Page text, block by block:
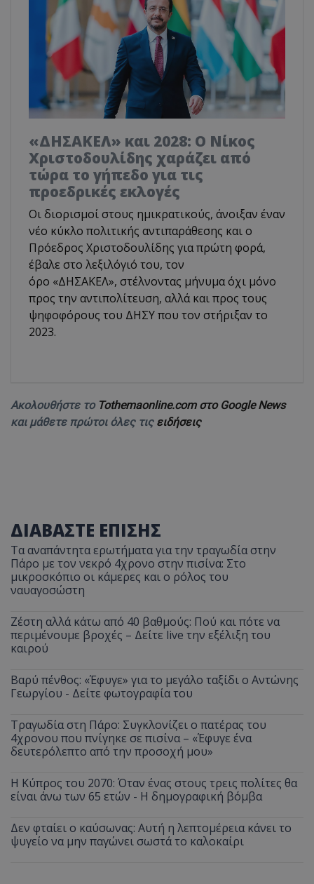
«ΔΗΣΑΚΕΛ» και 2028: Ο Νίκος
Χριστοδουλίδης χαράζει από
τώρα το γήπεδο για τις
προεδρικές εκλογές
Οι διορισμοί στους ημικρατικούς, άνοιξαν έναν
νέο κύκλο πολιτικής αντιπαράθεσης και ο
Πρόεδρος Χριστοδουλίδης για πρώτη φορά,
έβαλε στο λεξιλόγιό του, τον
όρο «ΔΗΣΑΚΕΛ», στέλνοντας μήνυμα όχι μόνο
προς την αντιπολίτευση, αλλά και προς τους
ψηφοφόρους του ΔΗΣΥ που τον στήριξαν το
2023.
Ακολουθήστε το Tothemaonline.com στο Google News
και μάθετε πρώτοι όλες τις ειδήσεις
ΔΙΑΒΑΣΤΕ ΕΠΙΣΗΣ
Τα αναπάντητα ερωτήματα για την τραγωδία στην
Πάρο με τον νεκρό 4χρονο στην πισίνα: Στο
μικροσκόπιο οι κάμερες και ο ρόλος του
ναυαγοσώστη
Ζέστη αλλά κάτω από 40 βαθμούς: Πού και πότε να
περιμένουμε βροχές – Δείτε live την εξέλιξη του
καιρού
Βαρύ πένθος: «Έφυγε» για το μεγάλο ταξίδι ο Αντώνης
Γεωργίου - Δείτε φωτογραφία του
Τραγωδία στη Πάρο: Συγκλονίζει ο πατέρας του
4χρονου που πνίγηκε σε πισίνα – «Έφυγε ένα
δευτερόλεπτο από την προσοχή μου»
Η Κύπρος του 2070: Όταν ένας στους τρεις πολίτες θα
είναι άνω των 65 ετών - Η δημογραφική βόμβα
Δεν φταίει ο καύσωνας: Αυτή η λεπτομέρεια κάνει το
ψυγείο να μην παγώνει σωστά το καλοκαίρι